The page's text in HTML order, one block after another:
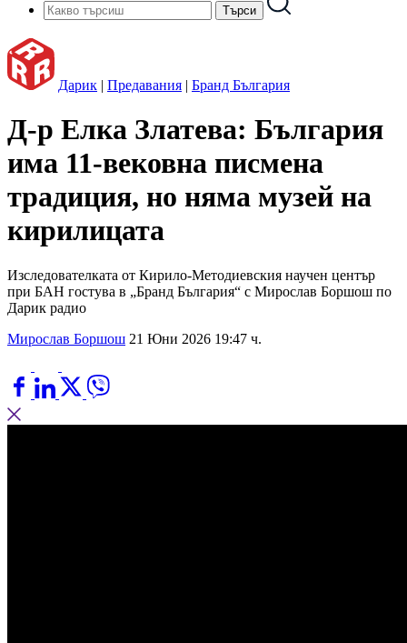
Дарик | Предавания | Бранд България
Д-р Елка Златева: България
има 11-вековна писмена
традиция, но няма музей на
кирилицата
Изследователката от Кирило-Методиевския научен център
при БАН гостува в „Бранд България“ с Мирослав Боршош по
Дарик радио
Мирослав Боршош 21 Юни 2026 19:47 ч.